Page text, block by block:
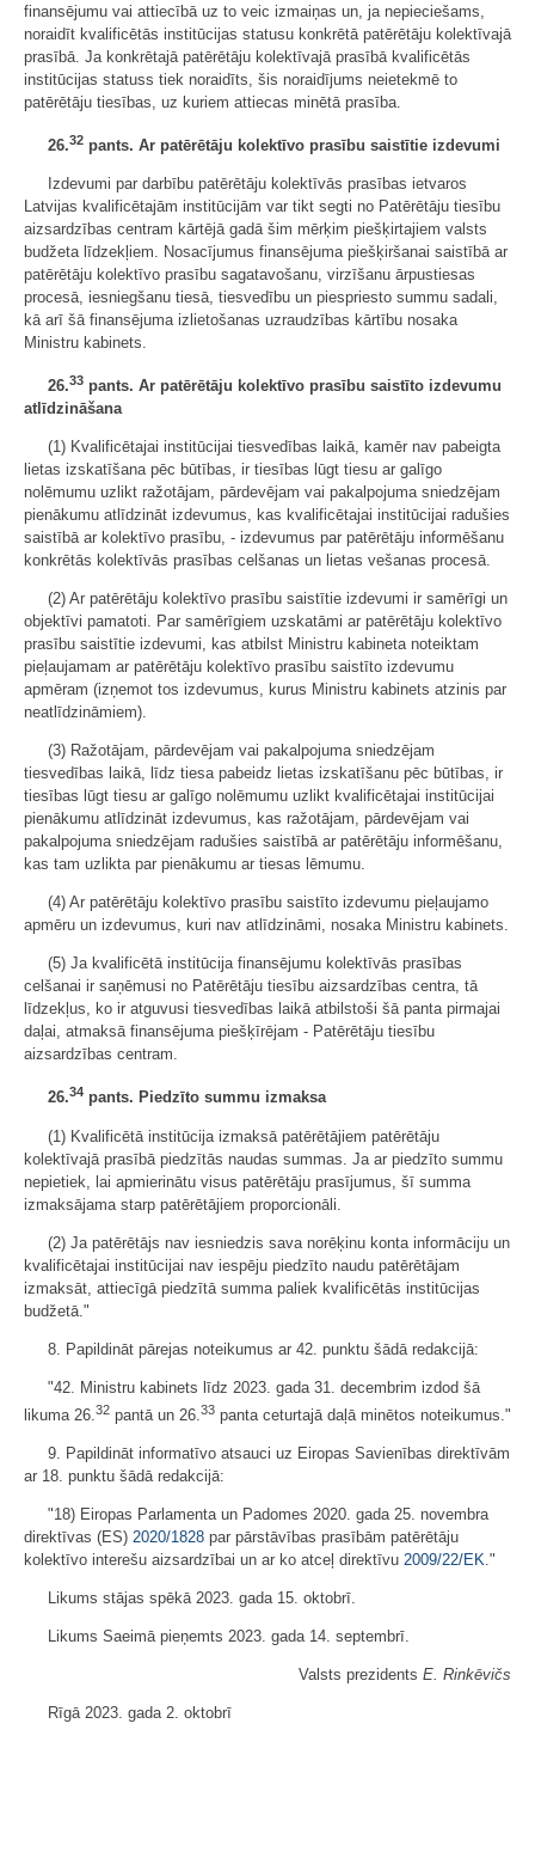
finansējumu vai attiecībā uz to veic izmaiņas un, ja nepieciešams,
noraidīt kvalificētās institūcijas statusu konkrētā patērētāju kolektīvajā
prasībā. Ja konkrētajā patērētāju kolektīvajā prasībā kvalificētās
institūcijas statuss tiek noraidīts, šis noraidījums neietekmē to
patērētāju tiesības, uz kuriem attiecas minētā prasība.
26.32 pants. Ar patērētāju kolektīvo prasību saistītie izdevumi
Izdevumi par darbību patērētāju kolektīvās prasības ietvaros
Latvijas kvalificētajām institūcijām var tikt segti no Patērētāju tiesību
aizsardzības centram kārtējā gadā šim mērķim piešķirtajiem valsts
budžeta līdzekļiem. Nosacījumus finansējuma piešķiršanai saistībā ar
patērētāju kolektīvo prasību sagatavošanu, virzīšanu ārpustiesas
procesā, iesniegšanu tiesā, tiesvedību un piespriesto summu sadali,
kā arī šā finansējuma izlietošanas uzraudzības kārtību nosaka
Ministru kabinets.
26.33 pants. Ar patērētāju kolektīvo prasību saistīto izdevumu
atlīdzināšana
(1) Kvalificētajai institūcijai tiesvedības laikā, kamēr nav pabeigta
lietas izskatīšana pēc būtības, ir tiesības lūgt tiesu ar galīgo
nolēmumu uzlikt ražotājam, pārdevējam vai pakalpojuma sniedzējam
pienākumu atlīdzināt izdevumus, kas kvalificētajai institūcijai radušies
saistībā ar kolektīvo prasību, - izdevumus par patērētāju informēšanu
konkrētās kolektīvās prasības celšanas un lietas vešanas procesā.
(2) Ar patērētāju kolektīvo prasību saistītie izdevumi ir samērīgi un
objektīvi pamatoti. Par samērīgiem uzskatāmi ar patērētāju kolektīvo
prasību saistītie izdevumi, kas atbilst Ministru kabineta noteiktam
pieļaujamam ar patērētāju kolektīvo prasību saistīto izdevumu
apmēram (izņemot tos izdevumus, kurus Ministru kabinets atzinis par
neatlīdzināmiem).
(3) Ražotājam, pārdevējam vai pakalpojuma sniedzējam
tiesvedības laikā, līdz tiesa pabeidz lietas izskatīšanu pēc būtības, ir
tiesības lūgt tiesu ar galīgo nolēmumu uzlikt kvalificētajai institūcijai
pienākumu atlīdzināt izdevumus, kas ražotājam, pārdevējam vai
pakalpojuma sniedzējam radušies saistībā ar patērētāju informēšanu,
kas tam uzlikta par pienākumu ar tiesas lēmumu.
(4) Ar patērētāju kolektīvo prasību saistīto izdevumu pieļaujamo
apmēru un izdevumus, kuri nav atlīdzināmi, nosaka Ministru kabinets.
(5) Ja kvalificētā institūcija finansējumu kolektīvās prasības
celšanai ir saņēmusi no Patērētāju tiesību aizsardzības centra, tā
līdzekļus, ko ir atguvusi tiesvedības laikā atbilstoši šā panta pirmajai
daļai, atmaksā finansējuma piešķīrējam - Patērētāju tiesību
aizsardzības centram.
26.34 pants. Piedzīto summu izmaksa
(1) Kvalificētā institūcija izmaksā patērētājiem patērētāju
kolektīvajā prasībā piedzītās naudas summas. Ja ar piedzīto summu
nepietiek, lai apmierinātu visus patērētāju prasījumus, šī summa
izmaksājama starp patērētājiem proporcionāli.
(2) Ja patērētājs nav iesniedzis sava norēķinu konta informāciju un
kvalificētajai institūcijai nav iespēju piedzīto naudu patērētājam
izmaksāt, attiecīgā piedzītā summa paliek kvalificētās institūcijas
budžetā."
8. Papildināt pārejas noteikumus ar 42. punktu šādā redakcijā:
"42. Ministru kabinets līdz 2023. gada 31. decembrim izdod šā
likuma 26.32 pantā un 26.33 panta ceturtajā daļā minētos noteikumus."
9. Papildināt informatīvo atsauci uz Eiropas Savienības direktīvām
ar 18. punktu šādā redakcijā:
"18) Eiropas Parlamenta un Padomes 2020. gada 25. novembra
direktīvas (ES) 2020/1828 par pārstāvības prasībām patērētāju
kolektīvo interešu aizsardzībai un ar ko atceļ direktīvu 2009/22/EK."
Likums stājas spēkā 2023. gada 15. oktobrī.
Likums Saeimā pieņemts 2023. gada 14. septembrī.
Valsts prezidents E. Rinkēvičs
Rīgā 2023. gada 2. oktobrī